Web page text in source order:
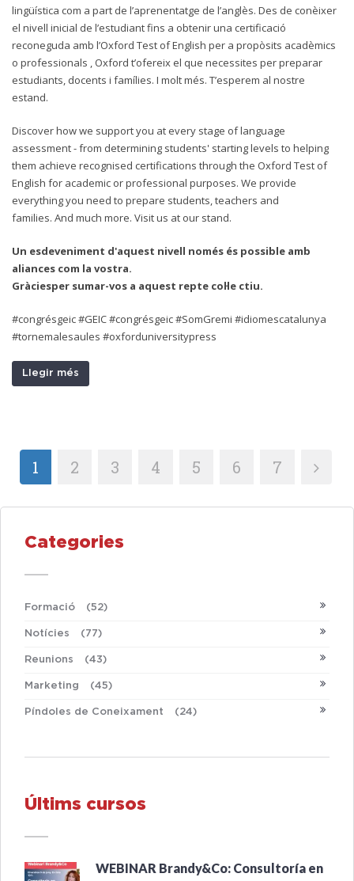
lingüística com a part de l’aprenentatge de l’anglès. Des de conèixer
el nivell inicial de l’estudiant fins a obtenir una certificació
reconeguda amb l’Oxford Test of English per a propòsits acadèmics
o professionals , Oxford t’ofereix el que necessites per preparar
estudiants, docents i famílies. I molt més. T’esperem al nostre
estand.
Discover how we support you at every stage of language
assessment - from determining students' starting levels to helping
them achieve recognised certifications through the Oxford Test of
English for academic or professional purposes. We provide
everything you need to prepare students, teachers and
families. And much more. Visit us at our stand.
Un esdeveniment d'aquest nivell només és possible amb
aliances com la vostra.
Gràciesper sumar-vos a aquest repte col·le ctiu.
#congrésgeic #GEIC #congrésgeic #SomGremi #idiomescatalunya
#tornemalesaules #oxforduniversitypress
Llegir més
1 2 3 4 5 6 7
Categories
Formació (52)
Notícies (77)
Reunions (43)
Marketing (45)
Píndoles de Coneixament (24)
Últims cursos
WEBINAR Brandy&Co: Consultoría en